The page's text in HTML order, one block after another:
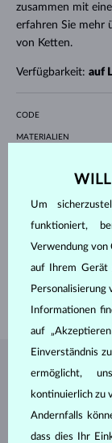
zusammen mit
erfahren Sie mehr
von Ketten.
Verfügbarkeit: auf
CODE
MATERIALIEN
SCHMUCK
Um
funktioniert,
Verwendung von
auf Ihrem Gerät
Personalisierung
Informationen
auf
Einverständnis
ermöglicht,
kontinuierlich zu
Andernfalls
dass dies Ihr